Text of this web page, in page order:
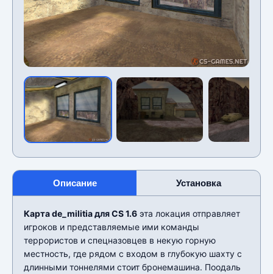
Описание Установка
Карта de_militia для CS 1.6 эта локация отправляет
игроков и представляемые ими команды
террористов и спецназовцев в некую горную
местность, где рядом с входом в глубокую шахту с
длинными тоннелями стоит бронемашина. Поодаль